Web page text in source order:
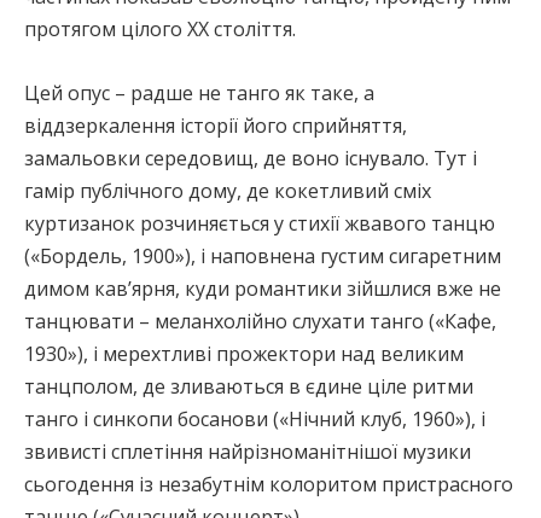
протягом цілого ХХ століття.
Цей опус – радше не танго як таке, а
віддзеркалення історії його сприйняття,
замальовки середовищ, де воно існувало. Тут і
гамір публічного дому, де кокетливий сміх
куртизанок розчиняється у стихії жвавого танцю
(«Бордель, 1900»), і наповнена густим сигаретним
димом кав’ярня, куди романтики зійшлися вже не
танцювати – меланхолійно слухати танго («Кафе,
1930»), і мерехтливі прожектори над великим
танцполом, де зливаються в єдине ціле ритми
танго і синкопи босанови («Нічний клуб, 1960»), і
звивисті сплетіння найрізноманітнішої музики
сьогодення із незабутнім колоритом пристрасного